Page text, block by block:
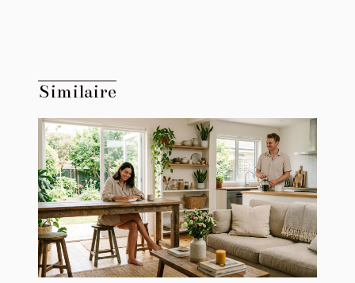
Similaire